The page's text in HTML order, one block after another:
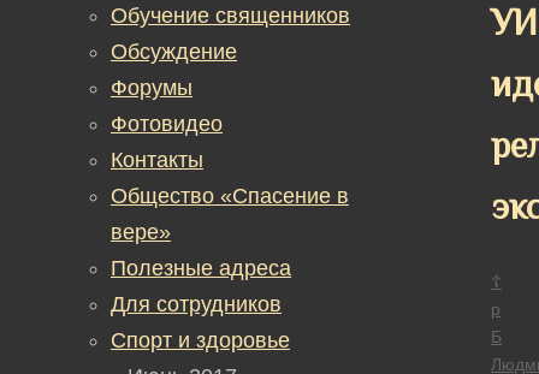
☦
р
Б
Обучение священников
Обсуждение
Форумы
Фотовидео
Контакты
Общество «Спасение в
вере»
Полезные адреса
Для сотрудников
Спорт и здоровье